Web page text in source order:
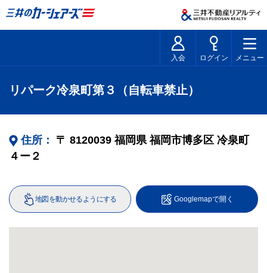
入会 ログイン メニュー
リパーク冷泉町第３（自転車禁止）
住所： 〒 8120039 福岡県 福岡市博多区 冷泉町
４ー２
地図を動かせるようにする Googlemapで開く